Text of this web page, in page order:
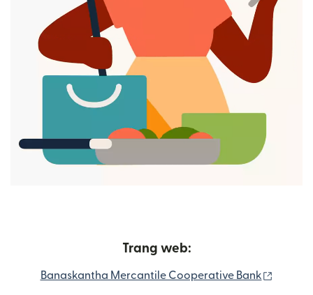
Trang web:
Banaskantha Mercantile Cooperative Bank